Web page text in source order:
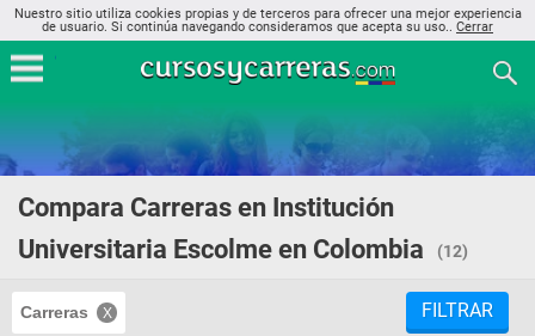
Nuestro sitio utiliza cookies propias y de terceros para ofrecer una mejor experiencia
de usuario. Si continúa navegando consideramos que acepta su uso.. Cerrar
Compara Carreras en Institución
Universitaria Escolme en Colombia
(12)
Carreras FILTRAR